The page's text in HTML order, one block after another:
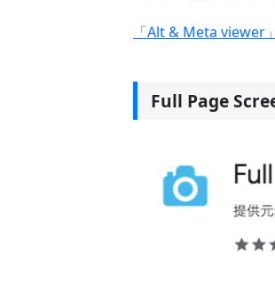
「Alt & Meta viewer
Full Page